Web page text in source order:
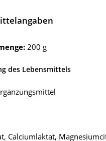
200 g
des Lebensmittels
Calciumlaktat,